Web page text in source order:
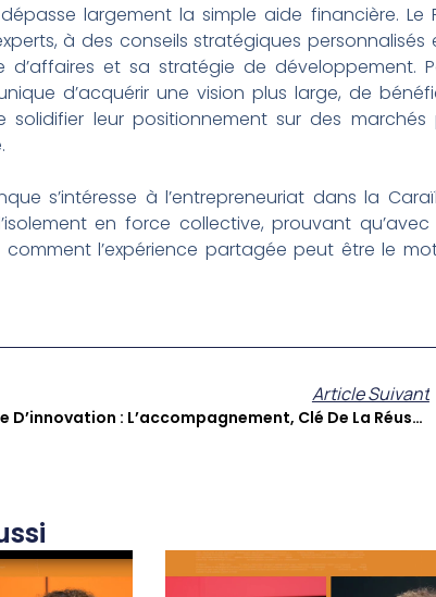
largement la simple aide financière. Le
à des conseils stratégiques personnalisés
et sa stratégie de développement.
d’acquérir une vision plus large, de
leur positionnement sur des marchés
s’intéresse à l’entrepreneuriat dans la
en force collective, prouvant
l’expérience partagée peut être le
Article Suivant
Terre D’innovation : L’accompagnement, Clé De La Réussite Entrepreneuriale Aux Antilles